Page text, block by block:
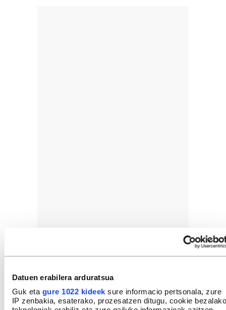
Datuen erabilera arduratsua
Guk eta gure 1022 kideek sure informacio pertsonala, zure
IP zenbakia, esaterako, prozesatzen ditugu, cookie bezalako